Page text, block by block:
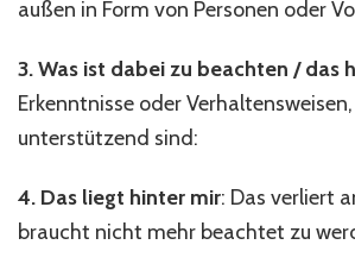
außen in Form von Personen oder
3. Was ist dabei zu beachten / das
Erkenntnisse oder
unterstützend sind:
4. Das liegt hinter mir: Das verliert
braucht nicht mehr beachtet zu